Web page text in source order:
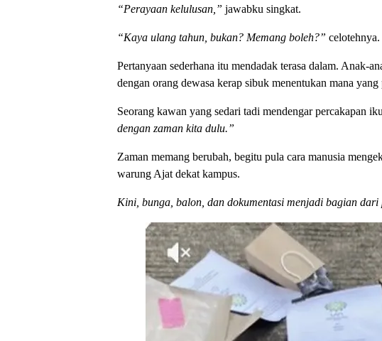
“Perayaan kelulusan,” jawabku singkat.
“Kaya ulang tahun, bukan? Memang boleh?” celotehnya.
Pertanyaan sederhana itu mendadak terasa dalam. Anak-
dengan orang dewasa kerap sibuk menentukan mana
Seorang kawan yang sedari tadi mendengar percakapan
dengan zaman kita dulu.”
Zaman memang berubah, begitu pula cara manusia
warung Ajat dekat kampus.
Kini, bunga, balon, dan dokumentasi menjadi bagian